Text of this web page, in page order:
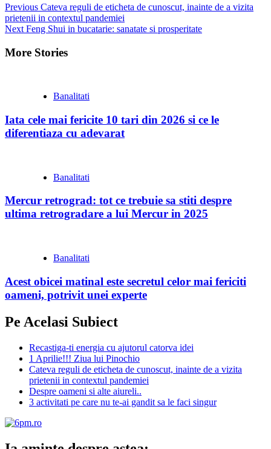
Continue
Reading
Previous Cateva reguli de eticheta de cunoscut, inainte de a vizita
prietenii in contextul pandemiei
Next Feng Shui in bucatarie: sanatate si prosperitate
More Stories
Banalitati
Iata cele mai fericite 10 tari din 2026 si ce le
diferentiaza cu adevarat
Banalitati
Mercur retrograd: tot ce trebuie sa stiti despre
ultima retrogradare a lui Mercur in 2025
Banalitati
Acest obicei matinal este secretul celor mai fericiti
oameni, potrivit unei experte
Pe Acelasi Subiect
Recastiga-ti energia cu ajutorul catorva idei
1 Aprilie!!! Ziua lui Pinochio
Cateva reguli de eticheta de cunoscut, inainte de a vizita
prietenii in contextul pandemiei
Despre oameni si alte aiureli..
3 activitati pe care nu te-ai gandit sa le faci singur